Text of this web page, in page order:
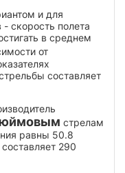
и для
скорость полета
в среднем
от
составляет
стрелам
равны 50.8
290